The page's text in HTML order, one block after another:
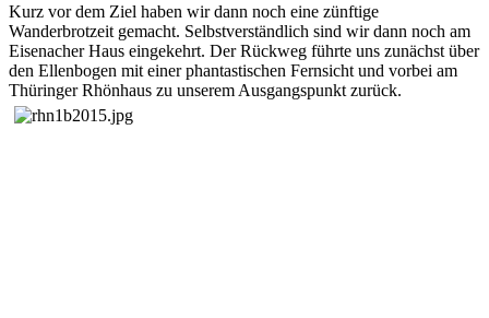
Kurz vor dem Ziel haben wir dann noch eine zünftige
Wanderbrotzeit gemacht. Selbstverständlich sind wir dann noch am
Eisenacher Haus eingekehrt. Der Rückweg führte uns zunächst über
den Ellenbogen mit einer phantastischen Fernsicht und vorbei am
Thüringer Rhönhaus zu unserem Ausgangspunkt zurück.